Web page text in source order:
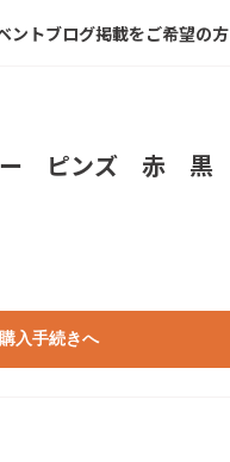
ントブログ掲載をご希望の方
ー ピンズ 赤 黒
購入手続きへ